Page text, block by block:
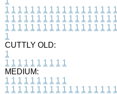
1 1 1 1 1 1 1 1 1 1 1 1 1 1 1 1 1 1
1 1 1 1 1 1 1 1 1 1 1 1 1 1 1 1 1 1
1 1 1 1 1 1 1 1 1 1 1 1 1 1 1 1 1 1
1
CUTTLY OLD:
1
1 1 1 1 1 1 1 1 1 1
MEDIUM:
1 1 1 1 1 1 1 1 1 1
1 1 1 1 1 1 1 1 1 1 1 1 1 1 1 1 1 1